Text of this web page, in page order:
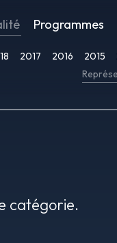
Programmes
2017 2016 2015
catégorie.